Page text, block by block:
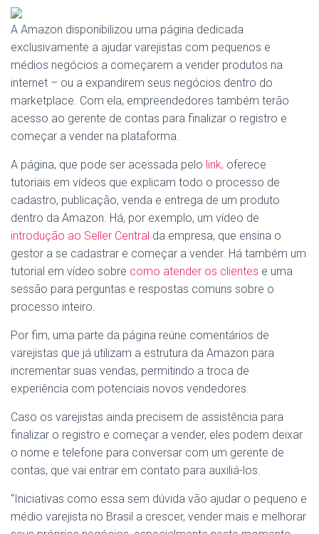
A Amazon disponibilizou uma página dedicada
exclusivamente a ajudar varejistas com pequenos e
médios negócios a começarem a vender produtos na
internet – ou a expandirem seus negócios dentro do
marketplace. Com ela, empreendedores também terão
acesso ao gerente de contas para finalizar o registro e
começar a vender na plataforma.
A página, que pode ser acessada pelo link, oferece
tutoriais em vídeos que explicam todo o processo de
cadastro, publicação, venda e entrega de um produto
dentro da Amazon. Há, por exemplo, um vídeo de
introdução ao Seller Central da empresa, que ensina o
gestor a se cadastrar e começar a vender. Há também um
tutorial em vídeo sobre como atender os clientes e uma
sessão para perguntas e respostas comuns sobre o
processo inteiro.
Por fim, uma parte da página reúne comentários de
varejistas que já utilizam a estrutura da Amazon para
incrementar suas vendas, permitindo a troca de
experiência com potenciais novos vendedores.
Caso os varejistas ainda precisem de assistência para
finalizar o registro e começar a vender, eles podem deixar
o nome e telefone para conversar com um gerente de
contas, que vai entrar em contato para auxiliá-los.
“Iniciativas como essa sem dúvida vão ajudar o pequeno e
médio varejista no Brasil a crescer, vender mais e melhorar